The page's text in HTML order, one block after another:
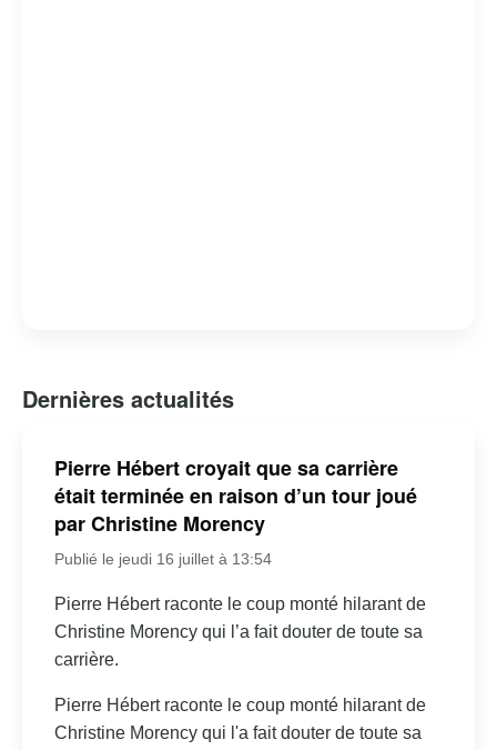
Dernières actualités
Pierre Hébert croyait que sa carrière
était terminée en raison d’un tour joué
par Christine Morency
Publié le jeudi 16 juillet à 13:54
Pierre Hébert raconte le coup monté hilarant de
Christine Morency qui l’a fait douter de toute sa
carrière.
Pierre Hébert raconte le coup monté hilarant de
Christine Morency qui l'a fait douter de toute sa